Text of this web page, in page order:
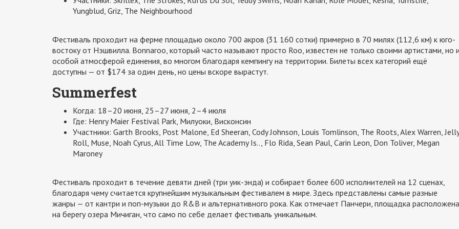
Yungblud, Griz, The Neighbourhood
Фестиваль проходит на ферме площадью около 700 акров (31 160 сотки) примерно в 70 милях (112,6 км) к юго-
востоку от Нэшвилла. Bonnaroo, который часто называют просто Roo, известен не только своими артистами, но и
особой атмосферой единения, во многом благодаря кемпингу на территории. Билеты всех категорий ещё
доступны — от $174 за один день, но цены вскоре вырастут.
Summerfest
Когда: 18–20 июня, 25–27 июня, 2–4 июля
Где: Henry Maier Festival Park, Милуоки, Висконсин
Участники: Garth Brooks, Post Malone, Ed Sheeran, Cody Johnson, Louis Tomlinson, The Roots, Alex Warren, Jelly
Roll, Muse, Noah Cyrus, All Time Low, The Academy Is.., Flo Rida, Sean Paul, Carin Leon, Don Toliver, Megan
Maroney
Фестиваль проходит в течение девяти дней (три уик-энда) и собирает более 600 исполнителей на 12 сценах,
благодаря чему считается крупнейшим музыкальным фестивалем в мире. Здесь представлены самые разные
жанры — от кантри и поп-музыки до R&B и альтернативного рока. Как отмечает Панчери, площадка расположена
на берегу озера Мичиган, что само по себе делает фестиваль уникальным.